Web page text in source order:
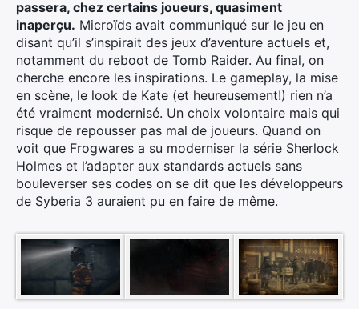
passera, chez certains joueurs, quasiment
inaperçu. Microïds avait communiqué sur le jeu en
disant qu’il s’inspirait des jeux d’aventure actuels et,
notamment du reboot de Tomb Raider. Au final, on
cherche encore les inspirations. Le gameplay, la mise
en scène, le look de Kate (et heureusement!) rien n’a
été vraiment modernisé. Un choix volontaire mais qui
risque de repousser pas mal de joueurs. Quand on
voit que Frogwares a su moderniser la série Sherlock
Holmes et l’adapter aux standards actuels sans
bouleverser ses codes on se dit que les développeurs
de Syberia 3 auraient pu en faire de même.